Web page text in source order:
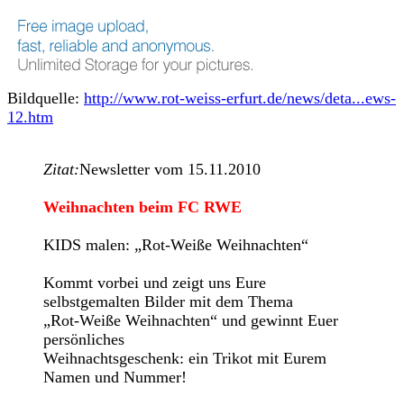
Bildquelle: http://www.rot-weiss-erfurt.de/news/deta...ews-
12.htm
Zitat:Newsletter vom 15.11.2010
Weihnachten beim FC RWE
KIDS malen: „Rot-Weiße Weihnachten“
Kommt vorbei und zeigt uns Eure
selbstgemalten Bilder mit dem Thema
„Rot-Weiße Weihnachten“ und gewinnt Euer
persönliches
Weihnachtsgeschenk: ein Trikot mit Eurem
Namen und Nummer!